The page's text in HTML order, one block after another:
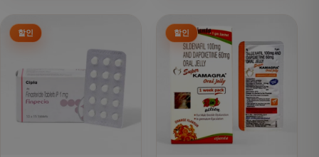
여러 상품 옵션이 이 상품에 있습니다. 상품 페이지에서 옵션
여러 상품 옵션이 이 상품에